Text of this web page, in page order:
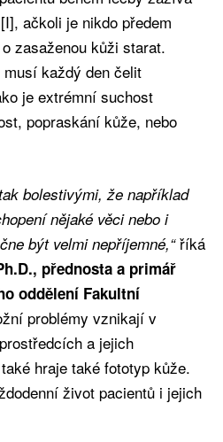
ačkoli je nikdo předem
zasaženou kůži starat.
každý den čelit
je extrémní suchost
popraskání kůže, nebo
bolestivými, že například
nějaké věci nebo i
být velmi nepříjemné,“říká
přednosta a primář
oddělení Fakultní
problémy vznikají v
a jejich
hraje také fototyp kůže.
život pacientů i jejich